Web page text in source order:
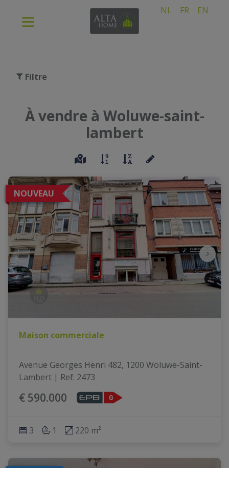
NL FR EN
Filtre
À vendre à Woluwe-saint-
lambert
NOUVEAU
Maison commerciale
Avenue Georges Henri 482, 1200 Woluwe-Saint-
Lambert | Ref: 2473
€ 590.000
3 1 220 m²